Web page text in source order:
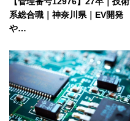
系総合職｜神奈川県｜EV開発
や…